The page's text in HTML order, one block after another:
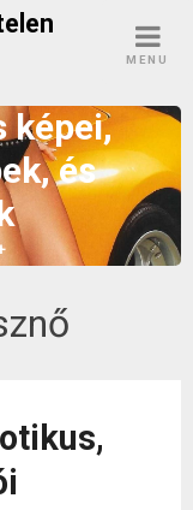
MENU
képei,
és